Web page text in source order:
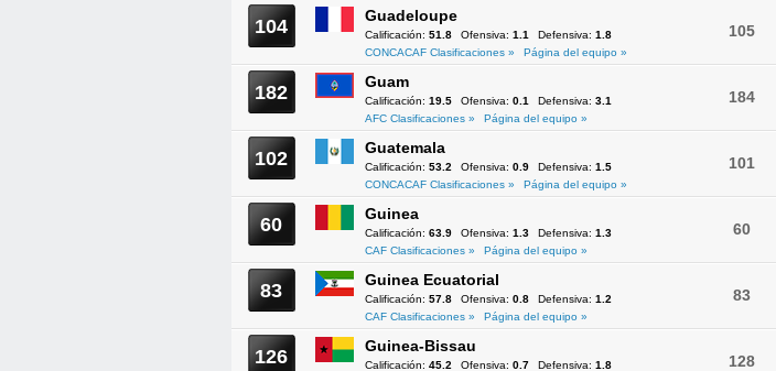
104 Guadeloupe
Calificación: 51.8 Ofensiva: 1.1 Defensiva: 1.8
CONCACAF Clasificaciones »
Página del equipo »
105
182 Guam
Calificación: 19.5 Ofensiva: 0.1 Defensiva: 3.1
AFC Clasificaciones »
Página del equipo »
184
102 Guatemala
Calificación: 53.2 Ofensiva: 0.9 Defensiva: 1.5
CONCACAF Clasificaciones »
Página del equipo »
101
60 Guinea
Calificación: 63.9 Ofensiva: 1.3 Defensiva: 1.3
CAF Clasificaciones »
Página del equipo »
60
83 Guinea Ecuatorial
Calificación: 57.8 Ofensiva: 0.8 Defensiva: 1.2
CAF Clasificaciones »
Página del equipo »
83
126 Guinea-Bissau
Calificación: 45.2 Ofensiva: 0.7 Defensiva: 1.8
128